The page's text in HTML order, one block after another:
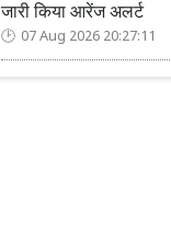
जारी किया आरेंज अलर्ट
07 Aug 2026 20:27:11